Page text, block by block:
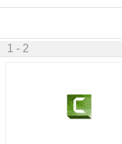
1 - 2